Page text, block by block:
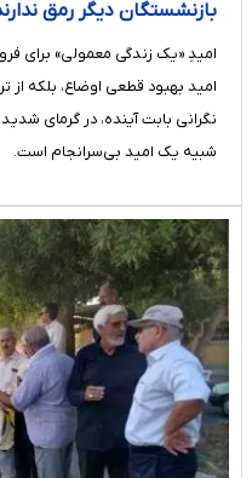
بازنشستگان دیگر رمق
امیدِ «یک زندگی معمولی» برای
امید بهبود قطعی اوضاع، بلکه
نگرانی بابت آینده، در گرمای
شبیه یک امید بی‌سرانجام است.